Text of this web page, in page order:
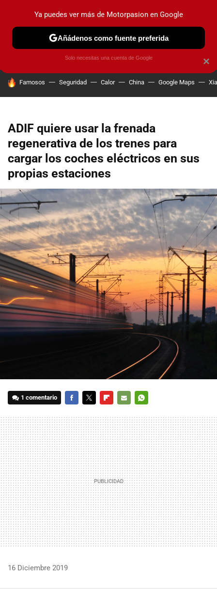
PRUEBAS COCHES ELÉCTRICOS OBSERVATORIO
HOY SE HABLA DE
Famosos Seguridad Calor China Google Maps
ADIF quiere usar la frenada
regenerativa de los trenes para
cargar los coches eléctricos en sus
propias estaciones
1 comentario
MAIL
16 Diciembre 2019
×
Ya puedes ver más de Motorpasion en Google
Añádenos como fuente preferida
Solo necesitas una cuenta de Google